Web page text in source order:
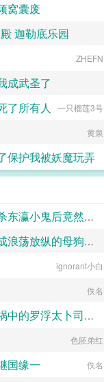
评价就能在现实世界中
馅饼的好事，哄着秦始
咸阳发现这事儿还真不
太子。有了他，所有的
地狱难度啊，我身体还
但是李二凤也太优秀
窝囊废
前世造孽今生写书
迦勒底乐园
为了爱与正义
ZHEFN
成武圣了
夜阑我听风吹雨
了所有人 一只榴莲3号
黄泉
保护我被妖魔玩弄
清冷强势冰山仙母反杀东瀛小鬼后竟然要用窑姐都甘拜下风的潮喷白丝足穴来惩戒我？（无绿改）
kkkcccc
自卑怯懦的小狼堕落成浪荡放纵的母狗一共需要多久？用快感洗刷掉一切自我和人格吧～
竹子
ignorant小白
佚名
媚黑铁道：沦陷在黑祸中的罗浮太卜司肉媚地狱·符玄篇
七七七
色胚弟红
国缘一 佚名